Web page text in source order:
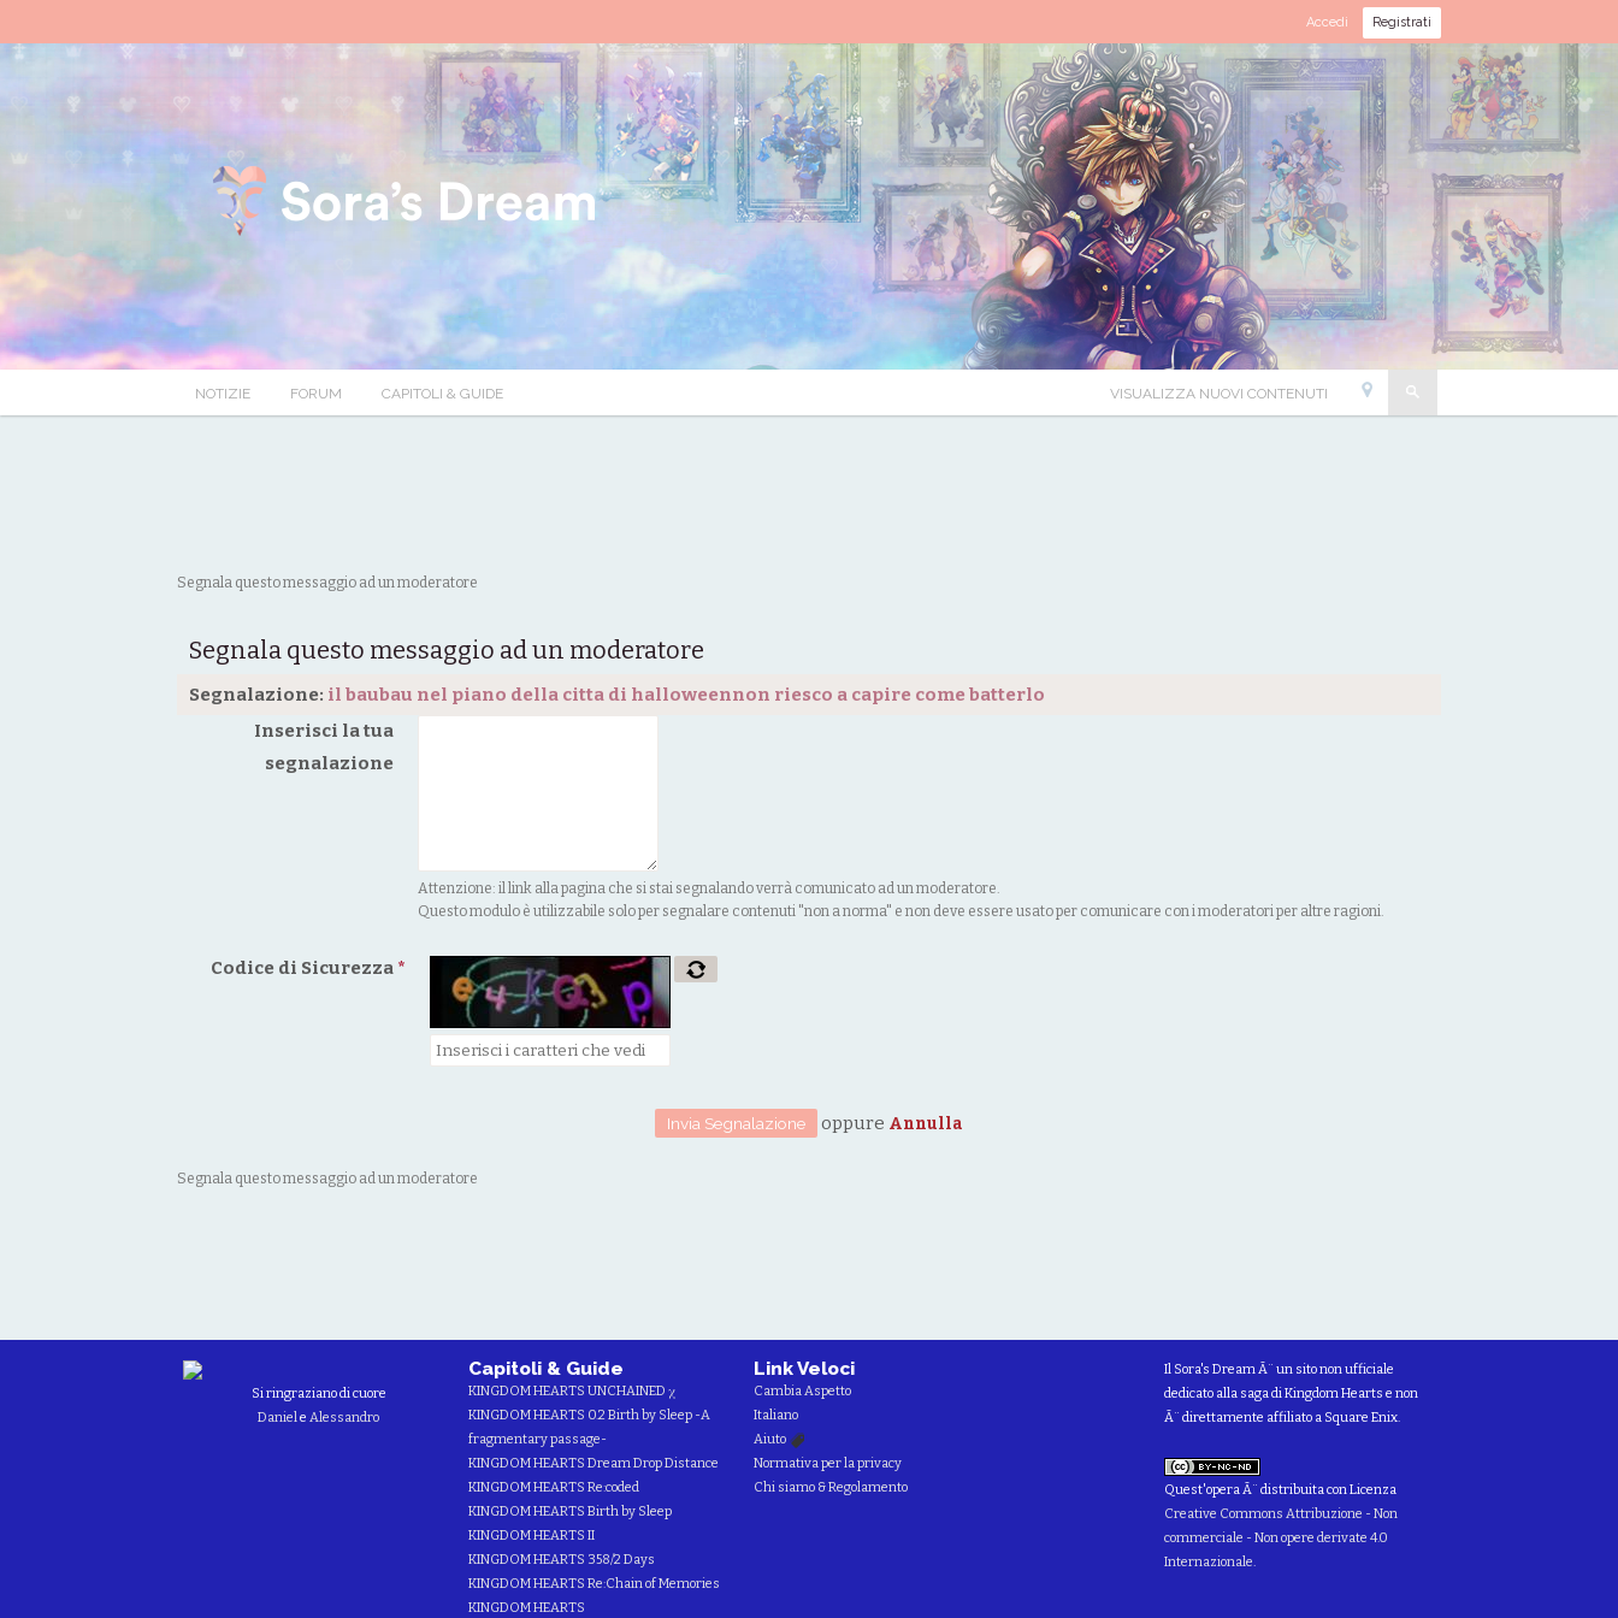
Accedi Registrati
VISUALIZZA NUOVI CONTENUTI
NOTIZIE FORUM CAPITOLI & GUIDE
Segnala questo messaggio ad un moderatore
Segnala questo messaggio ad un moderatore
Segnalazione:
il baubau nel piano della citta di halloweennon riesco a capire come batterlo
Inserisci la tua
segnalazione
Attenzione: il link alla pagina che si stai segnalando verrà comunicato ad un moderatore.
Questo modulo è utilizzabile solo per segnalare contenuti "non a norma" e non deve essere usato per comunicare con i moderatori per altre ragioni.
Codice di Sicurezza *
oppure Annulla
Segnala questo messaggio ad un moderatore
Si ringraziano di cuore
Daniele Alessandro
Capitoli & Guide
KINGDOM HEARTS UNCHAINED χ
KINGDOM HEARTS 0.2 Birth by Sleep -A
fragmentary passage-
KINGDOM HEARTS Dream Drop Distance
KINGDOM HEARTS Re:coded
KINGDOM HEARTS Birth by Sleep
KINGDOM HEARTS II
KINGDOM HEARTS 358/2 Days
KINGDOM HEARTS Re:Chain of Memories
KINGDOM HEARTS
Link Veloci
Cambia Aspetto
Italiano
Aiuto
Normativa per la privacy
Chi siamo & Regolamento
Il Sora's Dream Ã¨ un sito non ufficiale
dedicato alla saga di Kingdom Hearts e non
Ã¨ direttamente affiliato a Square Enix.
Quest'opera Ã¨ distribuita con Licenza
Creative Commons Attribuzione - Non
commerciale - Non opere derivate 4.0
Internazionale.